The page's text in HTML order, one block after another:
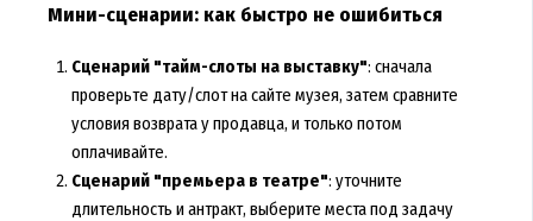
Мини-сценарии: как быстро не ошибиться
Сценарий "тайм-слоты на выставку": сначала
проверьте дату/слот на сайте музея, затем сравните
условия возврата у продавца, и только потом
оплачивайте.
Сценарий "премьера в театре": уточните
длительность и антракт, выберите места под задачу